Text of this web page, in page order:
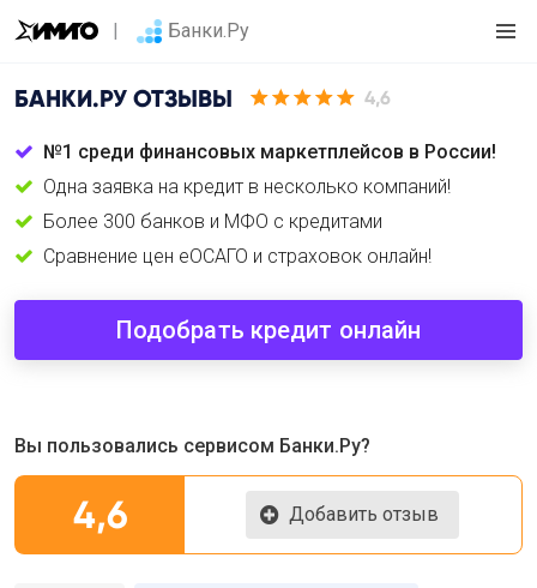
Банки.Ру
БАНКИ.РУ ОТЗЫВЫ 4,6
№1 среди финансовых маркетплейсов в России!
Одна заявка на кредит в несколько компаний!
Более 300 банков и МФО с кредитами
Сравнение цен еОСАГО и страховок онлайн!
Подобрать кредит онлайн
Вы пользовались сервисом Банки.Ру?
4,6 Добавить отзыв